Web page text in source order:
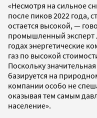
«Несмотря на сильное
после пиков 2022 года,
остается высокой, —
промышленный эксперт
годах энергетические
газ по высокой
Поскольку
базируется на
компании особо не
оказывая тем самым
население».